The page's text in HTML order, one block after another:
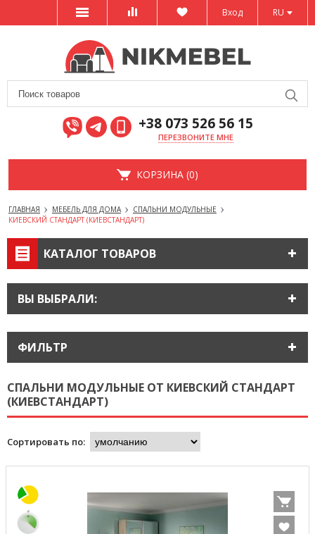
RU
Вход
+38 073 526 56 15
ПЕРЕЗВОНИТЕ МНЕ
КОРЗИНА (0)
ГЛАВНАЯ МЕБЕЛЬ ДЛЯ ДОМА
СПАЛЬНИ МОДУЛЬНЫЕ
КИЕВСКИЙ СТАНДАРТ (КИЕВСТАНДАРТ)
КАТАЛОГ ТОВАРОВ
ВЫ ВЫБРАЛИ:
ФИЛЬТР
СПАЛЬНИ МОДУЛЬНЫЕ ОТ КИЕВСКИЙ СТАНДАРТ
(КИЕВСТАНДАРТ)
Сортировать по: